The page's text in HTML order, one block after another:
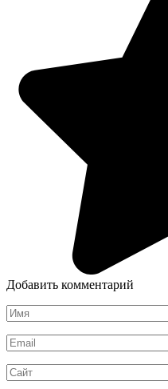
Добавить комментарий
Имя
*
Email
*
Сайт